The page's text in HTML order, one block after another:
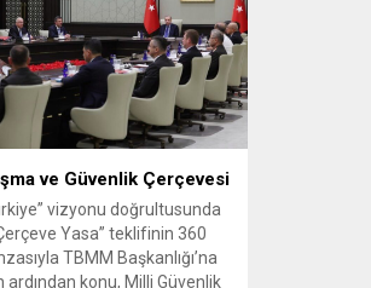
ve Güvenlik Çerçevesi
vizyonu doğrultusunda
Yasa” teklifinin 360
TBMM Başkanlığı’na
ardından konu, Milli Güvenlik